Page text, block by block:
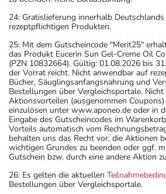
- Das Arzneimittel kann Symptome
eine schwerwiegende Erkrankung
deshalb länger anhaltende
des Arzneimittels von Ihrem Arzt
- Vorsicht bei Allergie gegen
Protonenpumpenhemmer!
- Vorsicht bei Allergie gegen
- Vorsicht bei Allergie gegen
Stoffe!
- Vorsicht bei Allergie gegen
haltige Stoffe!
- Vorsicht bei einer Unverträglichkeit
Wenn Sie eine Diabetes-Diät
Sie den Zuckergehalt berücksichtigen.
24: Gratislieferung innerhalb
rezeptpflichtigen Produkten.
25: Mit dem Gutscheincode "Merit25"
das Produkt Eucerin Sun Gel-Creme Oil
(PZN 10832664). Gültig: 01.08.2026 bis
der Vorrat reicht. Nicht anwendbar auf
Bücher, Säuglingsanfangsnahrung und
Bestellungen über Vergleichsportale.
Aktionsvorteilen (ausgenommen
einzulösen unter www.aponeo.de oder in
Eingabe des Gutscheincodes im
Vorteils automatisch vom
behalten uns das Recht vor, die Aktionen
wichtigen Grundes zu beenden oder ggf.
Gutschein bzw. durch eine andere Aktion
26: Es gelten die aktuellen
Bestellungen über Vergleichsportale.